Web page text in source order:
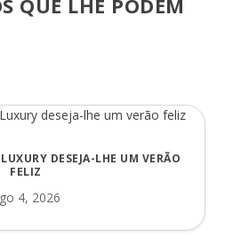
QUE LHE PODEM
DESEJA-LHE UM VERÃO
FELIZ
4, 2026